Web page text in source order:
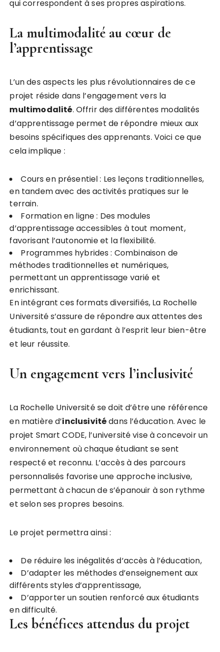
qui correspondent à ses propres aspirations.
La multimodalité au cœur de
l’apprentissage
L’un des aspects les plus révolutionnaires de ce
projet réside dans l’engagement vers la
multimodalité. Offrir des différentes modalités
d’apprentissage permet de répondre mieux aux
besoins spécifiques des apprenants. Voici ce que
cela implique :
Cours en présentiel : Les leçons traditionnelles,
en tandem avec des activités pratiques sur le
terrain.
Formation en ligne : Des modules
d’apprentissage accessibles à tout moment,
favorisant l’autonomie et la flexibilité.
Programmes hybrides : Combinaison de
méthodes traditionnelles et numériques,
permettant un apprentissage varié et
enrichissant.
En intégrant ces formats diversifiés, La Rochelle
Université s’assure de répondre aux attentes des
étudiants, tout en gardant à l’esprit leur bien-être
et leur réussite.
Un engagement vers l’inclusivité
La Rochelle Université se doit d’être une référence
en matière d’inclusivitédans l’éducation. Avec le
projet Smart CODE, l’université vise à concevoir un
environnement où chaque étudiant se sent
respecté et reconnu. L’accès à des parcours
personnalisés favorise une approche inclusive,
permettant à chacun de s’épanouir à son rythme
et selon ses propres besoins.
Le projet permettra ainsi :
De réduire les inégalités d’accès à l’éducation,
D’adapter les méthodes d’enseignement aux
différents styles d’apprentissage,
D’apporter un soutien renforcé aux étudiants
en difficulté.
Les bénéfices attendus du projet